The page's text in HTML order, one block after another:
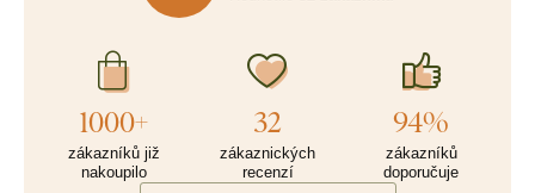
1000+
zákazníků již
nakoupilo
32
zákaznických
recenzí
94%
zákazníků
doporučuje